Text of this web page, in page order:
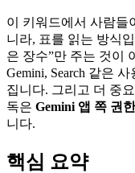
이 키워드에서 사람들
니라, 표를 읽는 방식
은 장수”만 주는 것이
Gemini, Search 같은
집니다. 그리고 더 중
독은 Gemini 앱 쪽 권한
니다.
핵심 요약